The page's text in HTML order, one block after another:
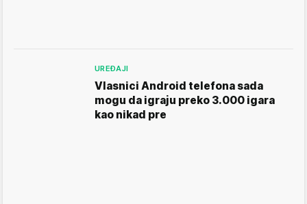
UREĐAJI
Vlasnici Android telefona sada
mogu da igraju preko 3.000 igara
kao nikad pre